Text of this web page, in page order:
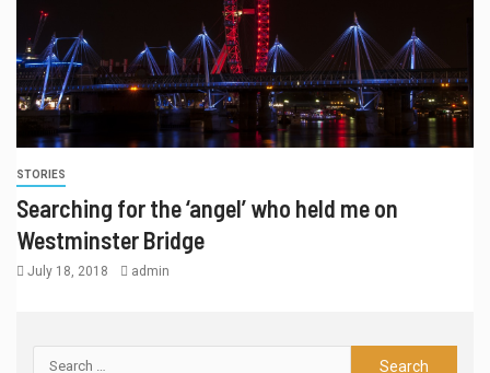
STORIES
Searching for the ‘angel’ who held me on
Westminster Bridge
July 18, 2018 admin
INTERVIEW TEAM
Fortnite Summer Skirmish Series
struggles in opening week
LEAGUES & CLUBS TRENDING
rankings through July 16